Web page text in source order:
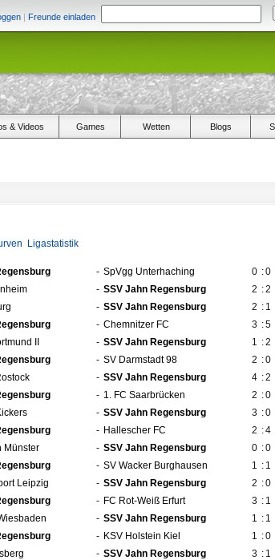
| Freunde einladen
& Videos Games Wetten Blogs
Ligastatistik
- SpVgg Unterhaching 0 :0
- SSV Jahn Regensburg 2 :2
- SSV Jahn Regensburg 2 : 1
- Chemnitzer FC 3 :5
II - SSV Jahn Regensburg 1 :2
- SV Darmstadt 98 2 :0
- SSV Jahn Regensburg 4 :2
- 1. FC Saarbrücken 2 :0
- SSV Jahn Regensburg 3 :0
- Hallescher FC 2 :4
Münster - SSV Jahn Regensburg 0 :0
- SV Wacker Burghausen 1 : 1
Leipzig - SSV Jahn Regensburg 2 :0
- FC Rot-Weiß Erfurt 3 : 1
- SSV Jahn Regensburg 1 : 1
- KSV Holstein Kiel 1 :0
- SSV Jahn Regensburg 3 : 1